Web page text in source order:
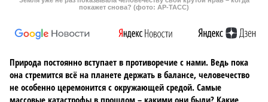
покажет снова? (фото: АР-ТАСС)
Природа постоянно вступает в противоречие с нами. Ведь пока
она стремится всё на планете держать в балансе, человечество
не особенно церемонится с окружающей средой. Самые
массовые катастрофы в прошлом – какими они были? Какие